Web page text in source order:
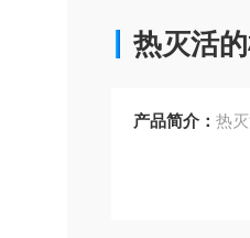
热灭活
产品简介：热